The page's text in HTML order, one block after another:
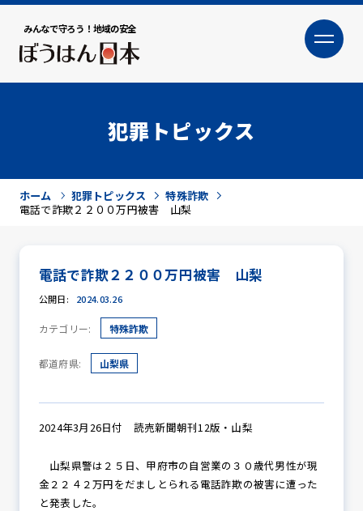
みんなで守ろう！地域の安全
大
防犯活動ニュース
防犯パトロール
防犯セミナー
犯罪トピックス
ホーム 犯罪トピックス
特殊詐欺
電話で詐欺２２００万円被害 山梨
電話で詐欺２２００万円被害 山梨
公開日: 2024.03.26
カテゴリー: 特殊詐欺
都道府県: 山梨県
2024年3月26日付 読売新聞朝刊12版・山梨
山梨県警は２５日、甲府市の自営業の３０歳代男性が現
金２２４２万円をだましとられる電話詐欺の被害に遭った
と発表した。